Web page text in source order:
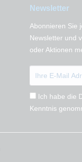
Newsletter
Abonnieren Sie
Newsletter und
oder Aktionen
Ich habe die
Kenntnis